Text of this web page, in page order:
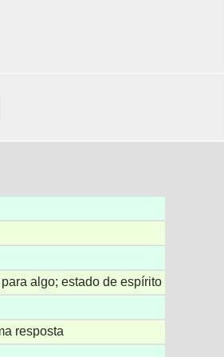
algo; estado de espírito
resposta